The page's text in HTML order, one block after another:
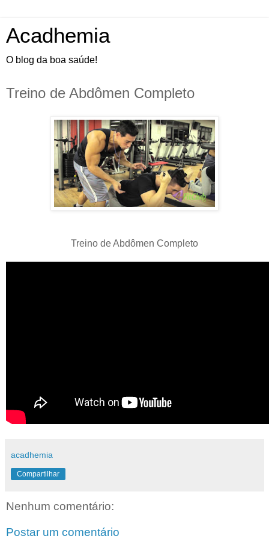
Acadhemia
O blog da boa saúde!
Treino de Abdômen Completo
Treino de Abdômen Completo
acadhemia
Compartilhar
Nenhum comentário:
Postar um comentário